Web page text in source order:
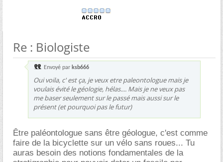
Re : Biologiste
Envoyé par ksb666
Oui voila, c' est ça, je veux etre paleontologue mais je
voulais évité le géologie, hélas.... Mais je ne veux pas
me baser seulement sur le passé mais aussi sur le
présent (et pourquoi pas le futur)
Être paléontologue sans être géologue, c'est comme
faire de la bicyclette sur un vélo sans roues... Tu
auras besoin des notions fondamentales de la